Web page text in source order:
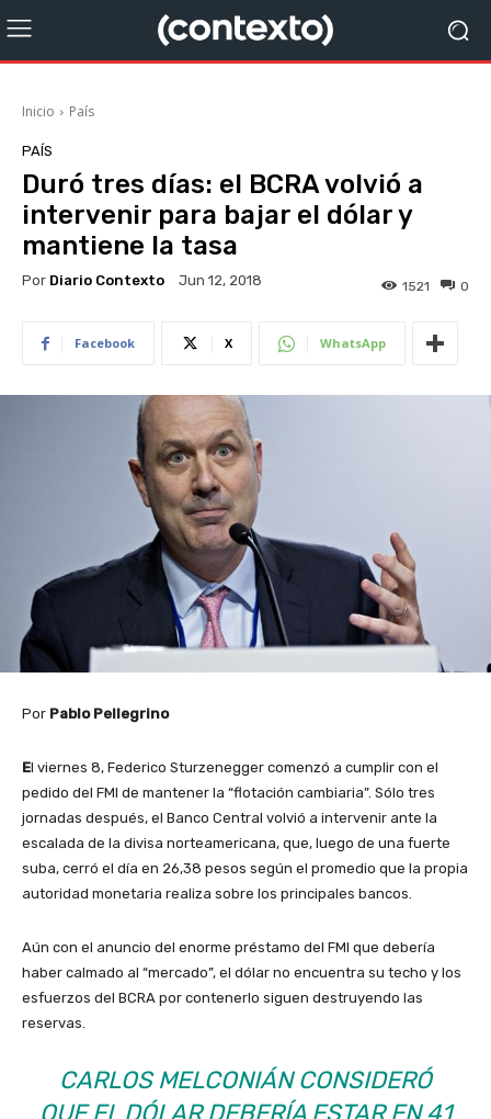
Inicio País
PAÍS
Duró tres días: el BCRA volvió a
intervenir para bajar el dólar y
mantiene la tasa
Por Diario Contexto Jun 12, 2018 0
1521
Facebook X WhatsApp
Por Pablo Pellegrino
El viernes 8, Federico Sturzenegger comenzó a cumplir con el
pedido del FMI de mantener la “flotación cambiaria”. Sólo tres
jornadas después, el Banco Central volvió a intervenir ante la
escalada de la divisa norteamericana, que, luego de una fuerte
suba, cerró el día en 26,38 pesos según el promedio que la propia
autoridad monetaria realiza sobre los principales bancos.
Aún con el anuncio del enorme préstamo del FMI que debería
haber calmado al “mercado”, el dólar no encuentra su techo y los
esfuerzos del BCRA por contenerlo siguen destruyendo las
reservas.
CARLOS MELCONIÁN CONSIDERÓ
QUE EL DÓLAR DEBERÍA ESTAR EN 41